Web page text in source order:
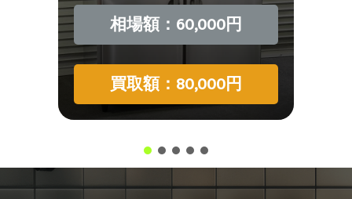
相場額：60,000円
買取額：80,000円